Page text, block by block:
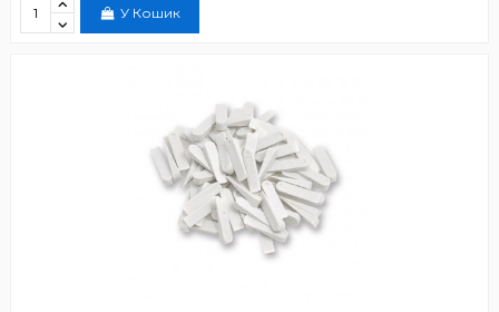
У Кошик